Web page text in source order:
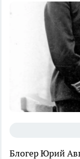
Блогер Юрий